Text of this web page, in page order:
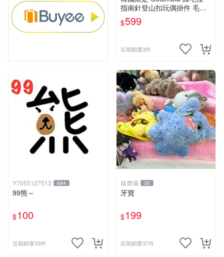
指南針登山扣玩偶掛件 毛絨
玩具
$599
近期銷量3件
Y7055127513 664
99熊～
$100
近期銷量33件
毯賣場 35
牙寶
$199
近期銷量37件